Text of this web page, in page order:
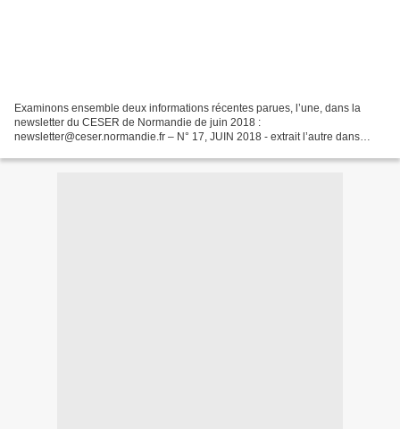
Examinons ensemble deux informations récentes parues, l’une, dans la
newsletter du CESER de Normandie de juin 2018 :
newsletter@ceser.normandie.fr – N° 17, JUIN 2018 - extrait l’autre dans